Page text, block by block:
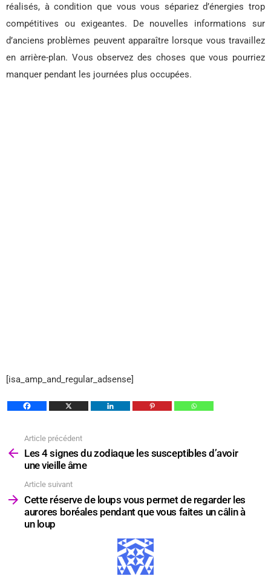
réalisés, à condition que vous vous sépariez d’énergies trop
compétitives ou exigeantes. De nouvelles informations sur
d’anciens problèmes peuvent apparaître lorsque vous travaillez
en arrière-plan. Vous observez des choses que vous pourriez
manquer pendant les journées plus occupées.
[isa_amp_and_regular_adsense]
plus
Article précédent
Les 4 signes du zodiaque les susceptibles d’avoir
une vieille âme
Article suivant
Cette réserve de loups vous permet de regarder les
aurores boréales pendant que vous faites un câlin à
un loup